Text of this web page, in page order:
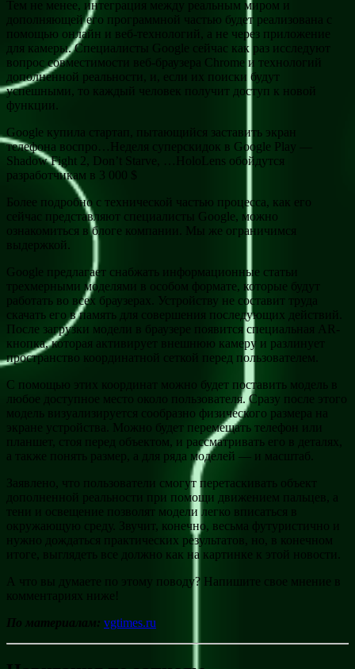
Тем не менее, интеграция между реальным миром и
дополняющей его программной частью будет реализована с
помощью онлайн и веб-технологий, а не через приложение
для камеры. Специалисты Google сейчас как раз исследуют
вопрос совместимости веб-браузера Chrome и технологий
дополненной реальности, и, если их поиски будут
успешными, то каждый человек получит доступ к новой
функции.
Google купила стартап, пытающийся заставить экран
телефона воспро…Неделя суперскидок в Google Play —
Shadow Fight 2, Don’t Starve, …HoloLens обойдутся
разработчикам в 3 000 $
Более подробно с технической частью процесса, как его
сейчас представляют специалисты Google, можно
ознакомиться в блоге компании. Мы же ограничимся
выдержкой.
Google предлагает снабжать информационные статьи
трехмерными моделями в особом формате, которые будут
работать во всех браузерах. Устройству не составит труда
скачать его в память для совершения последующих действий.
После загрузки модели в браузере появится специальная AR-
кнопка, которая активирует внешнюю камеру и разлинует
пространство координатной сеткой перед пользователем.
С помощью этих координат можно будет поставить модель в
любое доступное место около пользователя. Сразу после этого
модель визуализируется сообразно физического размера на
экране устройства. Можно будет перемещать телефон или
планшет, стоя перед объектом, и рассматривать его в деталях,
а также понять размер, а для ряда моделей — и масштаб.
Заявлено, что пользователи смогут перетаскивать объект
дополненной реальности при помощи движением пальцев, а
тени и освещение позволят модели легко вписаться в
окружающую среду. Звучит, конечно, весьма футуристично и
нужно дождаться практических результатов, но, в конечном
итоге, выглядеть все должно как на картинке к этой новости.
А что вы думаете по этому поводу? Напишите свое мнение в
комментариях ниже!
По материалам: vgtimes.ru